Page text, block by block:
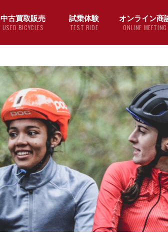
中古買取販売
USED BICYCLES
試乗体験
TEST RIDE
オンライン商
ONLINE MEETING